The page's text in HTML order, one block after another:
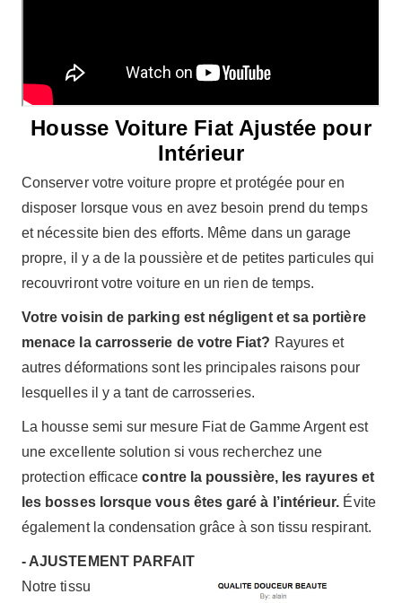
Housse Voiture Fiat Ajustée pour
Intérieur
Conserver votre voiture propre et protégée pour en
disposer lorsque vous en avez besoin prend du temps
et nécessite bien des efforts. Même dans un garage
propre, il y a de la poussière et de petites particules qui
recouvriront votre voiture en un rien de temps.
Votre voisin de parking est négligent et sa portière
menace la carrosserie de votre Fiat? Rayures et
autres déformations sont les principales raisons pour
lesquelles il y a tant de carrosseries.
La housse semi sur mesure Fiat de Gamme Argent est
une excellente solution si vous recherchez une
protection efficacecontre la poussière, les rayures et
les bosses lorsque vous êtes garé à l’intérieur. Évite
également la condensation grâce à son tissu respirant.
- AJUSTEMENT PARFAIT
Notre tissu